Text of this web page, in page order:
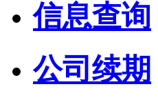
信息查询
公司续期